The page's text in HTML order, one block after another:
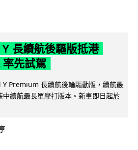
長續航後驅版抵港
先試駕
Premium 長續航後輪驅動版，續航最
續航最長單摩打版本。新車即日起於